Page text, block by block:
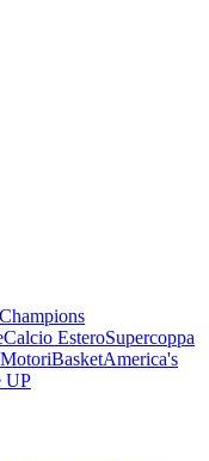
Champions
Calcio EsteroSupercoppa
BasketAmerica's
UP